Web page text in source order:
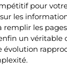
pour
les
remplir les
un